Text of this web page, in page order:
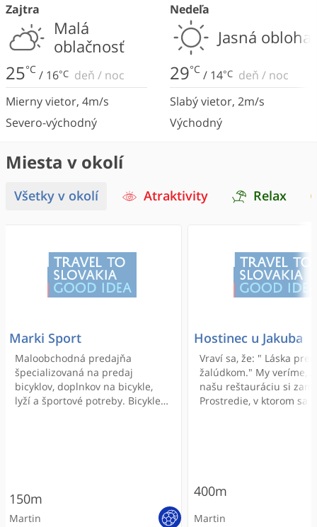
Zajtra
Malá
oblačnosť
25°C / 16°C deň / noc
Mierny vietor, 4m/s
Severo-východný
Nedeľa
Jasná obloha
29°C / 14°C deň / noc
Slabý vietor, 2m/s
Východný
Miesta v okolí
Všetky v okolí Atraktivity Relax
Marki Sport
Maloobchodná predajňa
špecializovaná na predaj
bicyklov, doplnkov na bicykle,
lyží a športové potreby. Bicykle
150m
Martin
Hostinec u Jakuba
Vraví sa, že: " Láska
žalúdkom." My veríme,
našu reštauráciu si
Prostredie, v ktorom sa
400m
Martin